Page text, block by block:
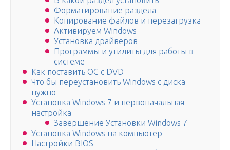
Форматирование раздела
Копирование файлов и перезагрузка
Активируем Windows
Установка драйверов
Программы и утилиты для работы в
системе
Как поставить ОС с DVD
Что бы переустановить Windows с диска
нужно
Установка Windows 7 и первоначальная
настройка
Завершение Установки Windows 7
Установка Windows на компьютер
Настройки BIOS